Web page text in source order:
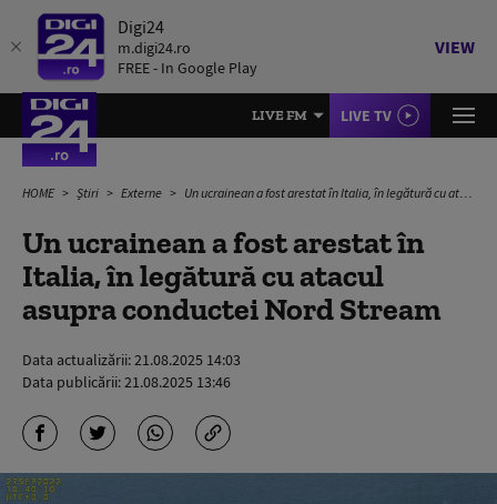
Digi24
m.digi24.ro
FREE - In Google Play
VIEW
LIVE FM LIVE TV
HOME Știri Externe Un ucrainean a fost arestat în Italia, în legătură cu atacul asupra conductei Nord Stream
Un ucrainean a fost arestat în
Italia, în legătură cu atacul
asupra conductei Nord Stream
Data actualizării:21.08.2025 14:03
Data publicării:21.08.2025 13:46